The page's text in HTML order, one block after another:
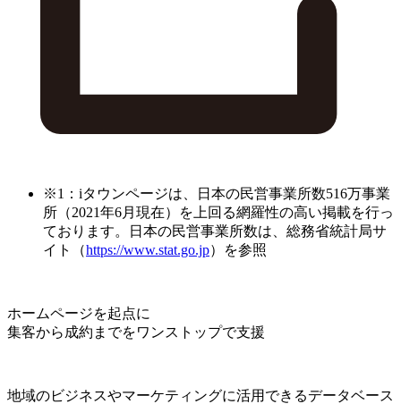
※1：iタウンページは、日本の民営事業所数516万事業
所（2021年6月現在）を上回る網羅性の高い掲載を行っ
ております。日本の民営事業所数は、総務省統計局サ
イト（https://www.stat.go.jp）を参照
ホームページを起点に
集客から成約までをワンストップで支援
地域のビジネスやマーケティングに活用できるデータベース